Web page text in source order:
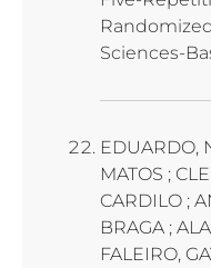
Sciences-
EDUARDO,
MATOS ;
CARDILO ;
BRAGA ;
FALEIRO,